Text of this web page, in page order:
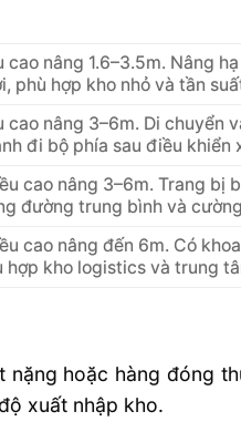
cao nâng 1.6–3.5m. Nâng
phù hợp kho nhỏ và tần
cao nâng 3–6m. Di chuyển
đi bộ phía sau điều khiển
cao nâng 3–6m. Trang bị
đường trung bình và
cao nâng đến 6m. Có
hợp kho logistics và trung
hoặc hàng đóng
xuất nhập kho.